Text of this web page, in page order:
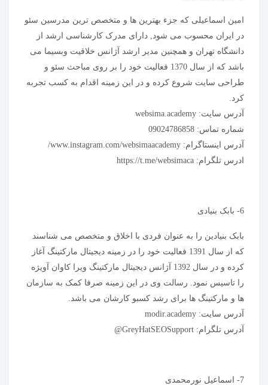
امین اسماعیلی که جزء بهترین ها و متخصص ترین مدرسین سئو
در ایران محسوب می شود, دارای مدرک کارشناسی ارشد از
دانشگاه تهران و همچنین مدیر ارشد آژانس خلاقیت وبسیما می
باشد که از سال 1370 فعالیت خود را بر روی مباحث سئو و
طراحی سایت شروع کرده و در این زمینه اقدام به کسب تجربه
کرد.
آدرس سایت: websima.academy
شماره تماس: 09024786858
آدرس اینستاگرام: www.instagram.com/websimaacademy/
ادرس تلگرام: https://t.me/websimaca
6- بابک بنیادی
بابک بنیادین را به عنوان فردی با اخلاق و متخصص می شناسند
که از سال 1391 فعالیت خود را در زمینه دیجیتال مارکتینگ آغاز
کرده و در سال 1392 آژانس دیجیتال مارکتینگ ویرا کاوان آویژه
را تاسیس نمود. رسالت وی در این زمینه صرفا کمک به سازمان
ها و مارکتینگ ها برای رشد کسبو کارشان می باشد.
آدرس سایت: modir.academy
آدرس تلگرام: GreyHatSEOSupport@
7- اسماعیل نورمحمدی